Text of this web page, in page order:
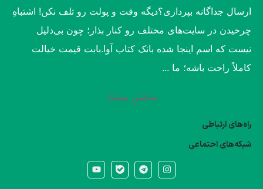
ارسال جداگانه بپردازی؟​دیگه وقت و پولت رو تلف نکن! اشتباهِ
چرخیدن در سایت‌های مختلف رو کنار بذار؛ چون بی‌دلیل
نیست که اسم اینجا شده بانک کتاب آوا.​بابت قیمت خیالت
کاملاً راحت باشه؛ ما ...
نمایش بیشتر
راه‌های ارتباطی
شبکه‌های احتماعی